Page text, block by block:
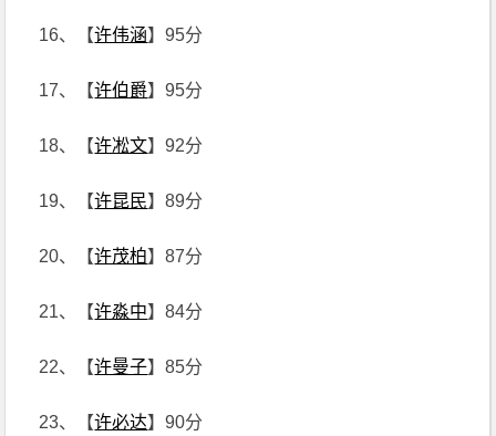
16、【许伟涵】95分
17、【许伯爵】95分
18、【许凇文】92分
19、【许昆民】89分
20、【许茂柏】87分
21、【许淼中】84分
22、【许曼子】85分
23、【许必达】90分